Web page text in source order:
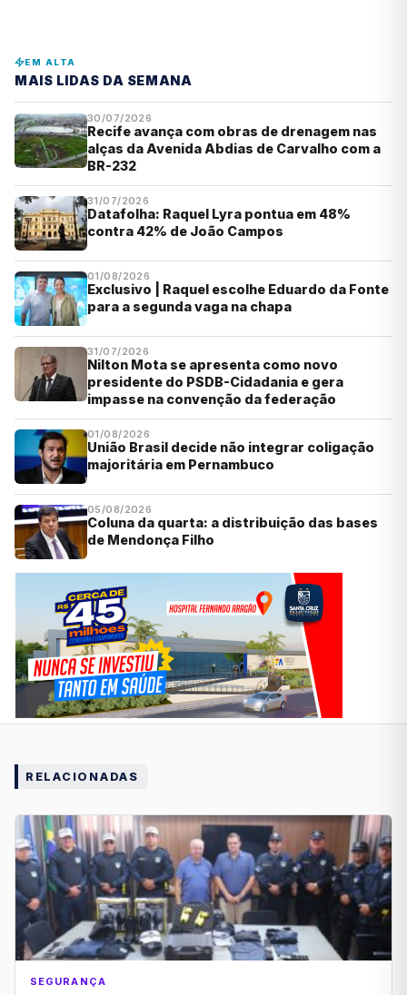
EM ALTA
MAIS LIDAS DA SEMANA
30/07/2026
Recife avança com obras de drenagem nas
alças da Avenida Abdias de Carvalho com a
BR-232
31/07/2026
Datafolha: Raquel Lyra pontua em 48%
contra 42% de João Campos
01/08/2026
Exclusivo | Raquel escolhe Eduardo da Fonte
para a segunda vaga na chapa
31/07/2026
Nilton Mota se apresenta como novo
presidente do PSDB-Cidadania e gera
impasse na convenção da federação
01/08/2026
União Brasil decide não integrar coligação
majoritária em Pernambuco
05/08/2026
Coluna da quarta: a distribuição das bases
de Mendonça Filho
RELACIONADAS
SEGURANÇA